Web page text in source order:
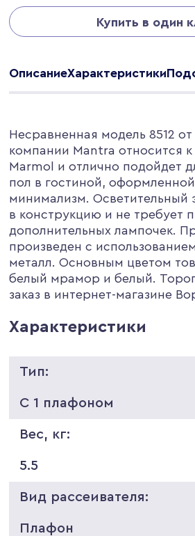
Купить в один
ОписаниеХарактеристики
Несравненная модель 8512
компании Mantra относится к
Marmol и отлично подойдет
пол в гостиной, оформленной
минимализм. Осветительный
в конструкцию и не требует
дополнительных лампочек.
произведен с
металл. Основным цветом
белый мрамор и белый.
заказ в интернет-магазине
Характеристики
Тип:
С 1 плафоном
Вес, кг:
5.5
Вид рассеивателя:
Плафон